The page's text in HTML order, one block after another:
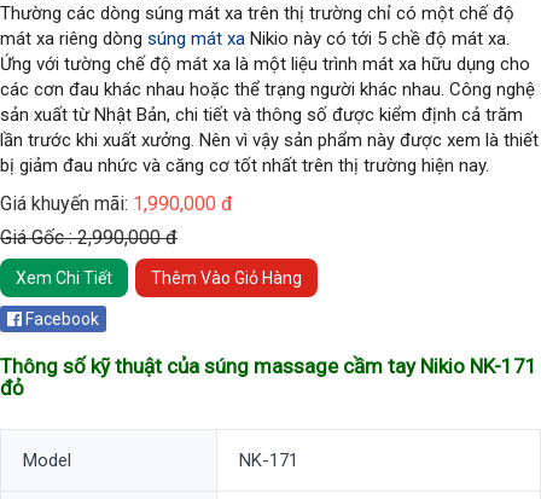
Thường các dòng súng mát xa trên thị trường chỉ có một chế độ
mát xa riêng dòng súng mát xa Nikio này có tới 5 chề độ mát xa.
Ứng với tường chế độ mát xa là một liệu trình mát xa hữu dụng cho
các cơn đau khác nhau hoặc thể trạng người khác nhau. Công nghệ
sản xuất từ Nhật Bản, chi tiết và thông số được kiểm định cả trăm
lần trước khi xuất xưởng. Nên vì vậy sản phẩm này được xem là thiết
bị giảm đau nhức và căng cơ tốt nhất trên thị trường hiện nay.
Giá khuyến mãi: 1,990,000 đ
Giá Gốc : 2,990,000 đ
Xem Chi Tiết Thêm Vào Giỏ Hàng
Facebook
Thông số kỹ thuật của súng massage cầm tay Nikio NK-171
đỏ
Model NK-171